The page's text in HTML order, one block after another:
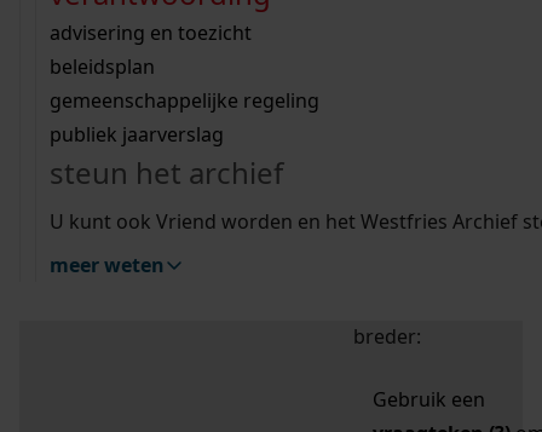
bouwvergunningen
omgevingsvergunningen
vergunningen
beeld en geluid
uitleg nodig?
Wij helpen u op weg met een aantal zoektips.
bekijk alle zoektips
Wij helpen u op weg met een aantal zoektips.
bekijk alle zoektips
bekijk ons geschiedenislokaal
advisering en toezicht
beleidsplan
gemeenschappelijke regeling
publiek jaarverslag
steun het archief
U kunt ook Vriend worden en het Westfries Archief
meer weten
zoektips
Mijn Studiezaal (inloggen)
uw zoekopdracht te
breder:
Gebruik een